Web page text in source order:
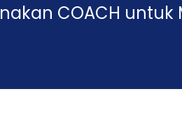
COACH untuk